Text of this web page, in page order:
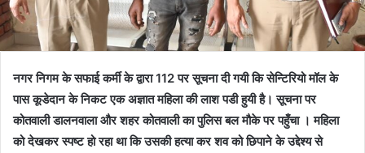
नगर निगम के सफाई कर्मी के द्वारा 112 पर सूचना दी गयी कि सेन्टिरियो मॉल के
पास कूडेदान के निकट एक अज्ञात महिला की लाश पडी हुयी है। सूचना पर
कोतवाली डालनवाला और शहर कोतवाली का पुलिस बल मौके पर पहुँचा । महिला
को देखकर स्पष्ट हो रहा था कि उसकी हत्या कर शव को छिपाने के उद्देश्य से